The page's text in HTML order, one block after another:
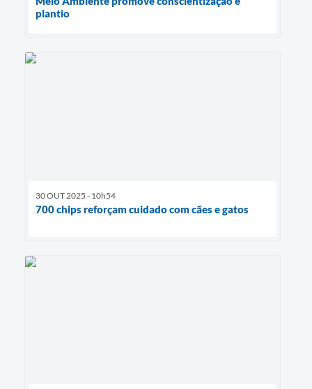
plantio
30 OUT 2025 - 10h54
700 chips reforçam cuidado com cães e gatos